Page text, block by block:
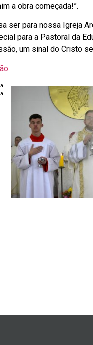
a obra começada!”.
ser para nossa Igreja
para a Pastoral da
um sinal do Cristo